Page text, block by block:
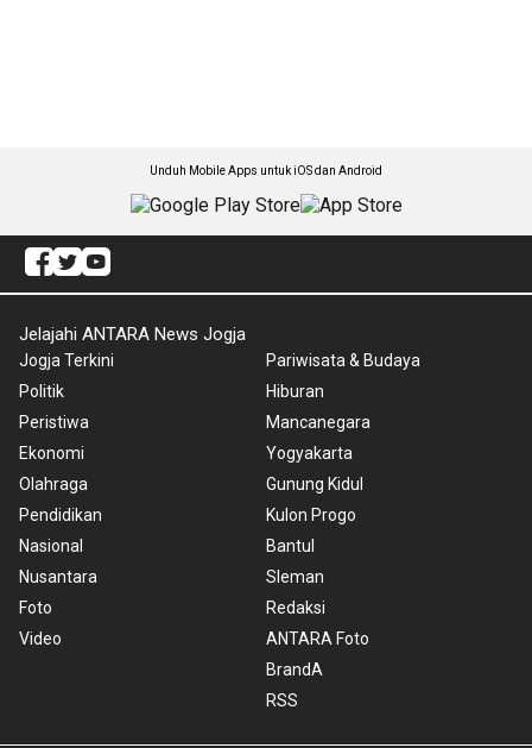
Unduh Mobile Apps untuk iOS dan Android
Jelajahi ANTARA News Jogja
Jogja Terkini
Politik
Peristiwa
Ekonomi
Olahraga
Pendidikan
Nasional
Nusantara
Foto
Video
Pariwisata & Budaya
Hiburan
Mancanegara
Yogyakarta
Gunung Kidul
Kulon Progo
Bantul
Sleman
Redaksi
ANTARA Foto
BrandA
RSS